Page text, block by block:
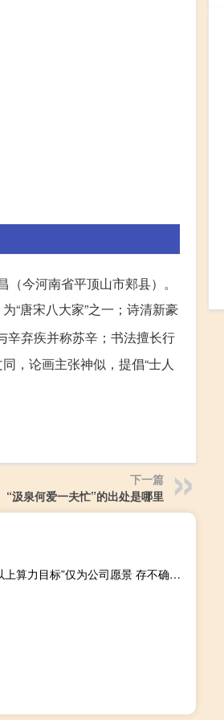
今河南省平顶山市郏县）。
“唐宋八大家”之一；诗清新豪
辛弃疾并称苏辛；书法擅长行
，论画主张神似，提倡“士人
下一篇
“汲泉何爱一夫忙”的出处是哪里
恒润股份澄清：“公司规划40,000P以上算力目标”仅为公司愿景 存不确定性